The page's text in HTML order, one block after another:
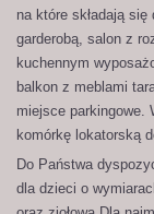
na które składają
garderobą, salon z
kuchennym
balkon z meblami
miejsce parkingowe.
komórkę lokatorską
Do Państwa
dla dzieci o